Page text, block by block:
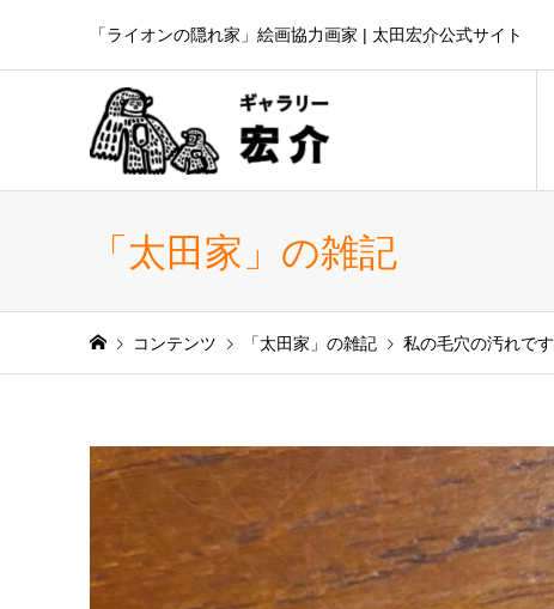
「ライオンの隠れ家」絵画協力画家 | 太田宏介公式サイト
「太田家」の雑記
コンテンツ 「太田家」の雑記 私の毛穴の汚れです